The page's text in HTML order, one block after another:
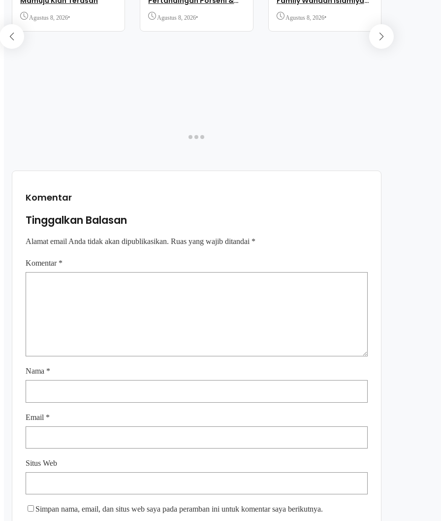
Agustus 8, 2026•
Kepada Warga Binaan
Agustus 8, 2026• Agustus 8, 2026•
Komentar
Tinggalkan Balasan
Alamat email Anda tidak akan dipublikasikan. Ruas yang wajib ditandai *
Komentar *
Nama *
Email *
Situs Web
Simpan nama, email, dan situs web saya pada peramban ini untuk komentar saya berikutnya.